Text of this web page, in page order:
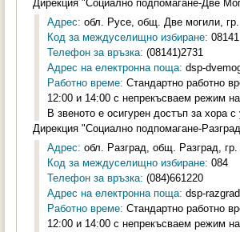
Дирекция "Социално подпомагане-Две
Адрес: обл. Русе, общ. Две могили,
Код за междуселищно избиране: 08141
Телефон за връзка: (08141)2731
Адрес на електронна поща: dsp-
Работно време: Стандартно работно
12:00 и 14:00 с непрекъсваем режим
В звеното е осигурен достъп за хора
Дирекция "Социално подпомагане-
Адрес: обл. Разград, общ. Разград,
Код за междуселищно избиране: 084
Телефон за връзка: (084)661220
Адрес на електронна поща: dsp-
Работно време: Стандартно работно
12:00 и 14:00 с непрекъсваем режим